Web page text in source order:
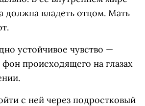
должна владеть отцом. Мать
устойчивое чувство —
происходящего на глазах
с ней через подростковый